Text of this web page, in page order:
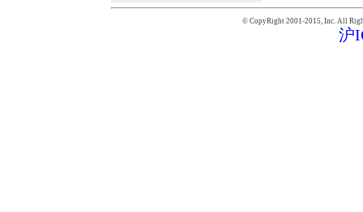
© CopyRight 2001-2015, Inc. All
沪